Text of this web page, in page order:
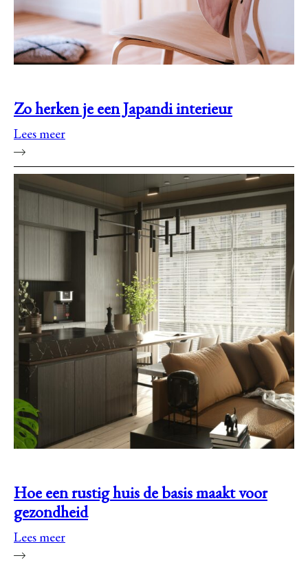
Zo herken je een Japandi interieur
Lees meer
Hoe een rustig huis de basis maakt voor
gezondheid
Lees meer